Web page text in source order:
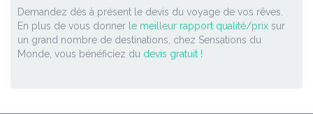
Demandez dès à présent le devis du voyage de vos rêves.
En plus de vous donner le meilleur rapport qualité/prix sur
un grand nombre de destinations, chez Sensations du
Monde, vous bénéficiez du devis gratuit !